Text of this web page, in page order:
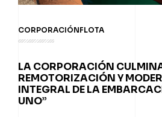
CORPORACIÓNFLOTA
LA CORPORACIÓN
REMOTORIZACIÓN Y
INTEGRAL DE LA
UNO”